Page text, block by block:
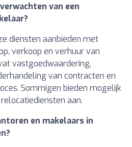
van een
diensten aanbieden met
verkoop en verhuur van
vastgoedwaardering,
van contracten en
Sommigen bieden mogelijk
aan.
en makelaars in